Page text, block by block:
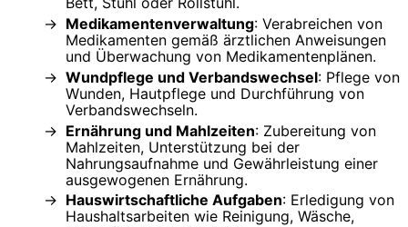
Medikamentenverwaltung: Verabreichen von
Medikamenten gemäß ärztlichen Anweisungen
und Überwachung von Medikamentenplänen.
Wundpflege und Verbandswechsel: Pflege von
Wunden, Hautpflege und Durchführung von
Verbandswechseln.
Ernährung und Mahlzeiten: Zubereitung von
Mahlzeiten, Unterstützung bei der
Nahrungsaufnahme und Gewährleistung einer
ausgewogenen Ernährung.
Hauswirtschaftliche Aufgaben: Erledigung von
Haushaltsarbeiten wie Reinigung, Wäsche,